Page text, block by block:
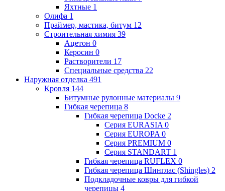
Яхтные 1
Олифа 1
Праймер, мастика, битум 12
Строительная химия 39
Ацетон 0
Керосин 0
Растворители 17
Специальные средства 22
Наружная отделка 491
Кровля 144
Битумные рулонные материалы 9
Гибкая черепица 8
Гибкая черепица Docke 2
Серия EURASIA 0
Серия EUROPA 0
Серия PREMIUM 0
Серия STANDART 1
Гибкая черепица RUFLEX 0
Гибкая черепица Шинглас (Shingles) 2
Подкладочные ковры для гибкой
черепицы 4